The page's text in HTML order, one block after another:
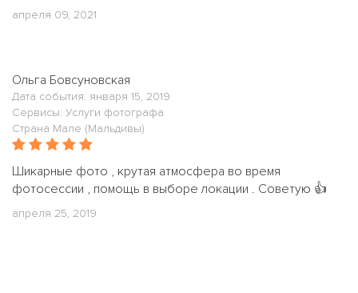
апреля 09, 2021
Ольга Бовсуновская
Дата события: января 15, 2019
Сервисы: Услуги фотографа
Страна Мале (Мальдивы)
Шикарные фото , крутая атмосфера во время
фотосессии , помощь в выборе локации . Советую 👍
апреля 25, 2019